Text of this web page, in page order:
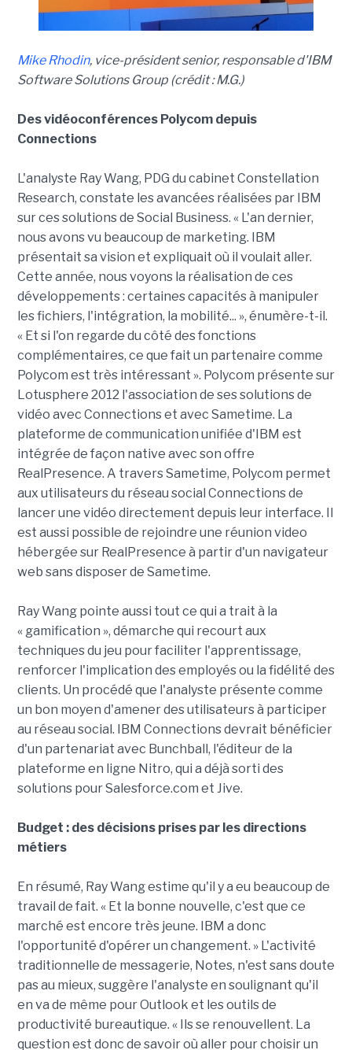
Mike Rhodin, vice-président senior, responsable d'IBM
Software Solutions Group (crédit : M.G.)
Des vidéoconférences Polycom depuis
Connections
L'analyste Ray Wang, PDG du cabinet Constellation
Research, constate les avancées réalisées par IBM
sur ces solutions de Social Business. « L'an dernier,
nous avons vu beaucoup de marketing. IBM
présentait sa vision et expliquait où il voulait aller.
Cette année, nous voyons la réalisation de ces
développements : certaines capacités à manipuler
les fichiers, l'intégration, la mobilité... », énumère-t-il.
« Et si l'on regarde du côté des fonctions
complémentaires, ce que fait un partenaire comme
Polycom est très intéressant ». Polycom présente sur
Lotusphere 2012 l'association de ses solutions de
vidéo avec Connections et avec Sametime. La
plateforme de communication unifiée d'IBM est
intégrée de façon native avec son offre
RealPresence. A travers Sametime, Polycom permet
aux utilisateurs du réseau social Connections de
lancer une vidéo directement depuis leur interface. Il
est aussi possible de rejoindre une réunion video
hébergée sur RealPresence à partir d'un navigateur
web sans disposer de Sametime.
Ray Wang pointe aussi tout ce qui a trait à la
« gamification », démarche qui recourt aux
techniques du jeu pour faciliter l'apprentissage,
renforcer l'implication des employés ou la fidélité des
clients. Un procédé que l'analyste présente comme
un bon moyen d'amener des utilisateurs à participer
au réseau social. IBM Connections devrait bénéficier
d'un partenariat avec Bunchball, l'éditeur de la
plateforme en ligne Nitro, qui a déjà sorti des
solutions pour Salesforce.com et Jive.
Budget : des décisions prises par les directions
métiers
En résumé, Ray Wang estime qu'il y a eu beaucoup de
travail de fait. « Et la bonne nouvelle, c'est que ce
marché est encore très jeune. IBM a donc
l'opportunité d'opérer un changement. » L'activité
traditionnelle de messagerie, Notes, n'est sans doute
pas au mieux, suggère l'analyste en soulignant qu'il
en va de même pour Outlook et les outils de
productivité bureautique. « Ils se renouvellent. La
question est donc de savoir où aller pour choisir un